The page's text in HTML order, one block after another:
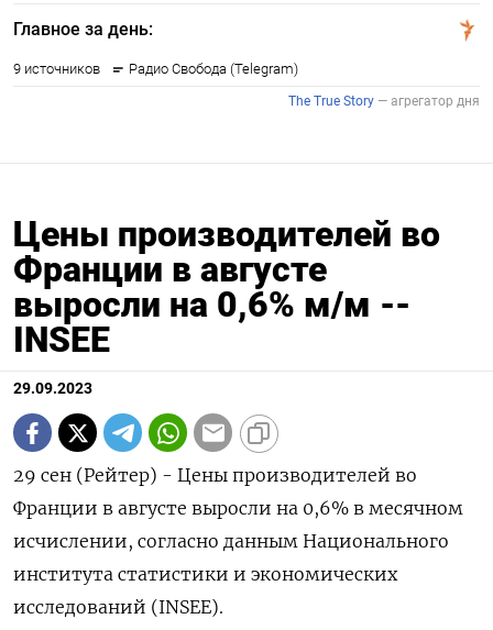
Цены производителей во
Франции в августе
выросли на 0,6% м/м --
INSEE
29.09.2023
29 сен (Рейтер) - Цены производителей во
Франции в августе выросли на 0,6% в месячном
исчислении, согласно данным Национального
института статистики и экономических
исследований (INSEE).